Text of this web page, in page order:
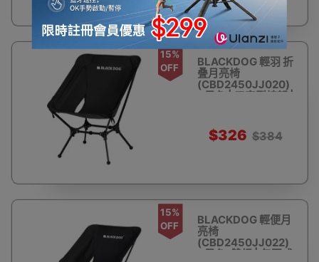
15%
OFF
BLACKDOG 輕羽 折
叠月亮椅
(CBD2450JJ020)
- 黑色 | 口字型椅架 |
$326 $384
15%
OFF
BLACKDOG 輕便月
亮椅
(CBD2450JJ022)
- 黑色-雙桿 | 包圍式